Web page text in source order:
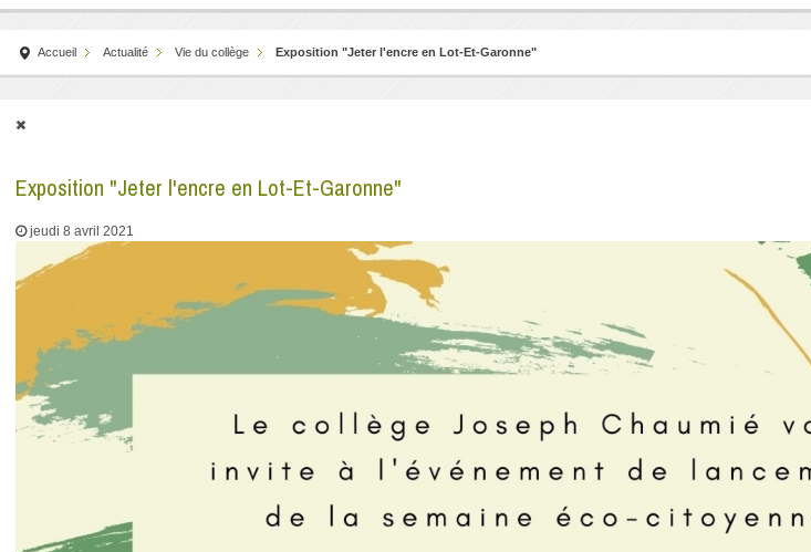
Accueil Actualité Vie du collège Exposition "Jeter l'encre en Lot-Et-Garonne"
Exposition "Jeter l'encre en Lot-Et-Garonne"
jeudi 8 avril 2021